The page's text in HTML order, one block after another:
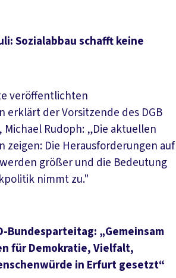
Sozialabbau schafft keine
veröffentlichten
erklärt der Vorsitzende des DGB
Rudoph: „Die aktuellen
zeigen: Die Herausforderungen auf
größer und die Bedeutung
nimmt zu."
Bundesparteitag: „Gemeinsam
für Demokratie, Vielfalt,
in Erfurt gesetzt“